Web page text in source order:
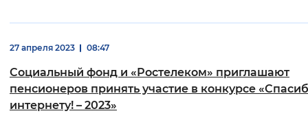
Изображения
Включены
Звуковой ассистент
Воспроизвести
27 апреля 2023 08:47
Социальный фонд и «Ростелеком» приглашают
пенсионеров принять участие в конкурсе
интернету! – 2023»